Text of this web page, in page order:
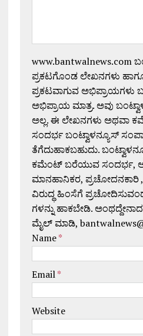
www.bantwalnews.com
ಪ್ರಕಟಗೊಂಡ ಲೇಖನಗಳು
ಪ್ರಕಟವಾಗುವ ಅಭಿಪ್ರಾಯಗಳು
ಅಭಿಪ್ರಾಯ ಮಾತ್ರ. ಅವು
ಅಲ್ಲ. ಈ ಲೇಖನಗಳು ಅಥವಾ
ಸಂದರ್ಭ ಬಂಟ್ವಾಳನ್ಯೂಸ್
ತೆಗೆದುಹಾಕಬಹುದು.
ಕಮೆಂಟ್ ಬರೆಯುವ ಸಂದರ್ಭ,
ಮಾನಹಾನಿಕರ, ಪ್ರಚೋದನಕಾರಿ ,
ವಿರುದ್ಧ ಹಿಂಸೆಗೆ
ಗಳನ್ನು ಹಾಕಬೇಡಿ.
ಮೈಲ್ ಮಾಡಿ,
Name*
Email*
Website